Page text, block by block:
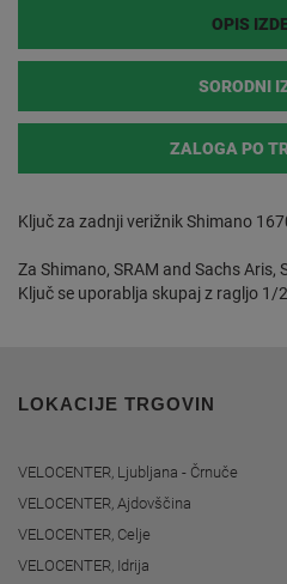
OPIS
SORODNI
ZALOGA PO
Ključ za zadnji verižnik Shimano
Za Shimano, SRAM and Sachs Aris,
Ključ se uporablja skupaj z ragljo 1/
LOKACIJE TRGOVIN
VELOCENTER, Ljubljana - Črnuče
VELOCENTER, Ajdovščina
VELOCENTER, Celje
VELOCENTER, Idrija